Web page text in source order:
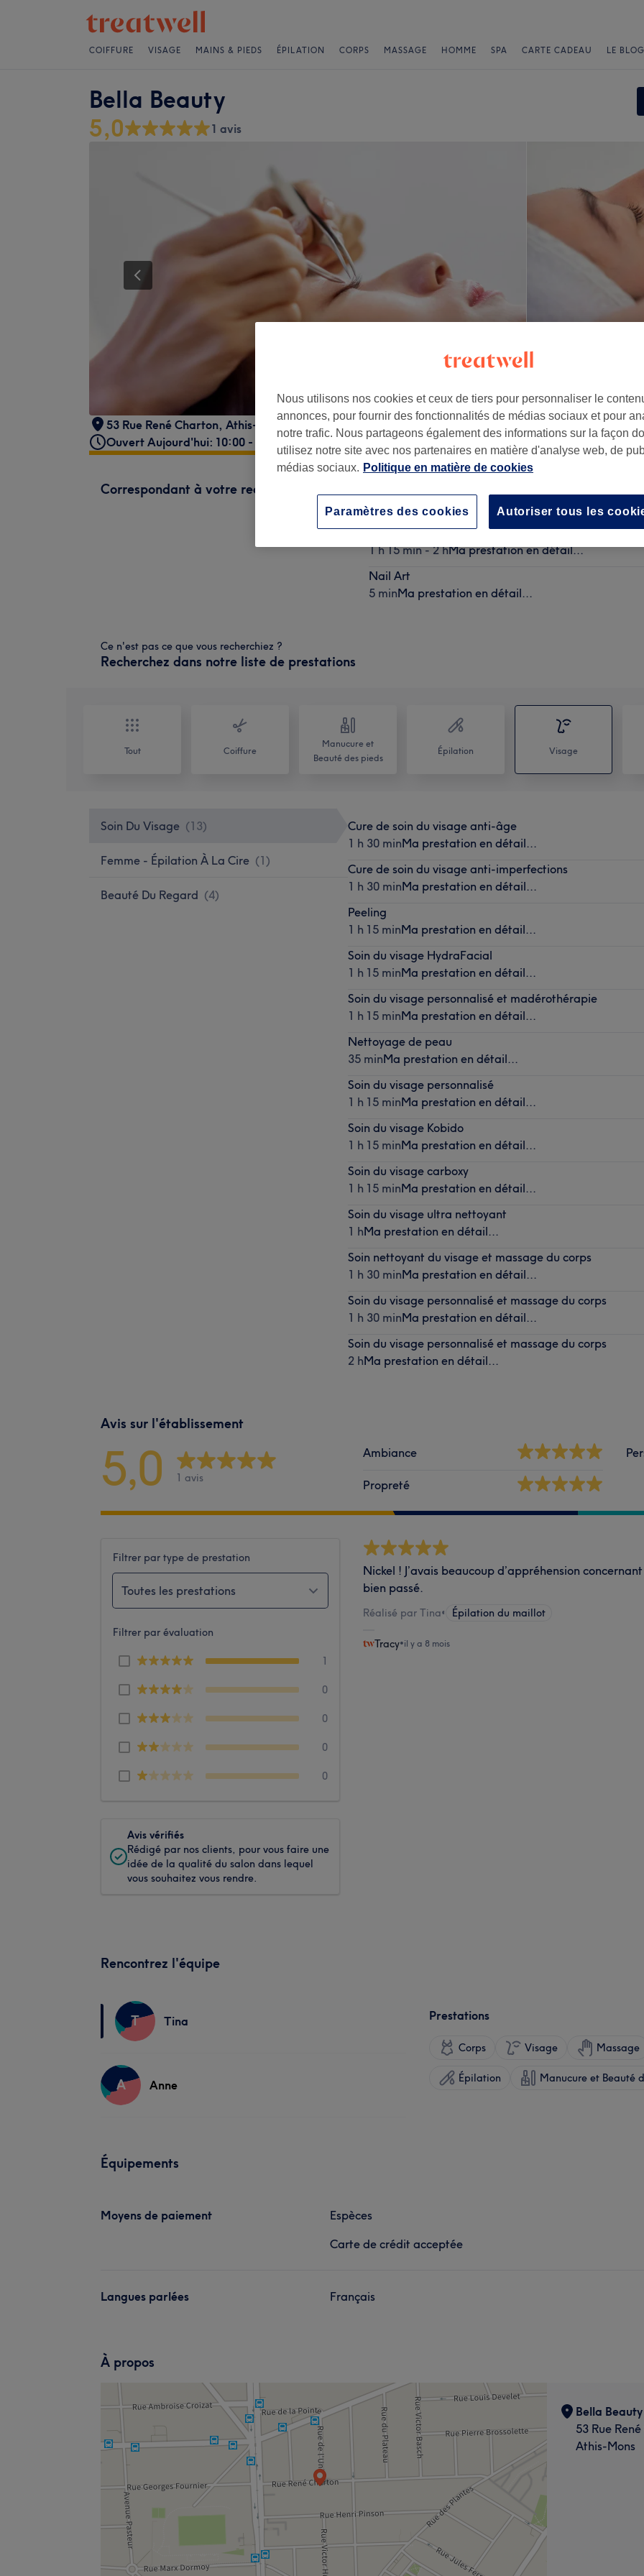
COIFFURE VISAGE MAINS & PIEDS ÉPILATION CORPS MASSAGE HOMME SPA CARTE CADEAU LE
Bella Beauty
5,0 1 avis
53 Rue René Charton, Athis-Mons
Ouvert Aujourd'hui: 10:00 - 20:00
Correspondant à votre recherche
1 h 15 min Ma prestation en détail...
Madérothérapie
1 h 15 min - 2 hMa prestation en détail...
Nail Art
5 minMa prestation en détail...
Ce n'est pas ce que vous recherchiez ?
Recherchez dans notre liste de prestations
Tout Coiffure
Manucure et
Beauté des pieds
Épilation Visage
Soin Du Visage (13)
Femme - Épilation À La Cire (1)
Beauté Du Regard (4)
Cure de soin du visage anti-âge
1 h 30 minMa prestation en détail...
Cure de soin du visage anti-imperfections
1 h 30 minMa prestation en détail...
Peeling
1 h 15 minMa prestation en détail...
Soin du visage HydraFacial
1 h 15 minMa prestation en détail...
Soin du visage personnalisé et madérothérapie
1 h 15 minMa prestation en détail...
Nettoyage de peau
35 minMa prestation en détail...
Soin du visage personnalisé
1 h 15 minMa prestation en détail...
Soin du visage Kobido
1 h 15 minMa prestation en détail...
Soin du visage carboxy
1 h 15 minMa prestation en détail...
Soin du visage ultra nettoyant
1 hMa prestation en détail...
Soin nettoyant du visage et massage du corps
1 h 30 minMa prestation en détail...
Soin du visage personnalisé et massage du corps
1 h 30 minMa prestation en détail...
Soin du visage personnalisé et massage du corps
2 hMa prestation en détail...
Avis sur l'établissement
5,0 1 avis
Ambiance
Propreté
Filtrer par type de prestation
Toutes les prestations
Filtrer par évaluation
1
0
0
0
0
Avis vérifiés
Rédigé par nos clients, pour vous faire une
idée de la qualité du salon dans lequel
vous souhaitez vous rendre.
Nickel ! J’avais beaucoup d’appréhension
bien passé.
Réalisé par Tina• Épilation du maillot
Tracy•il y a 8 mois
Rencontrez l'équipe
T Tina
A Anne
Prestations
Corps Visage Massage
Épilation Manucure et Beauté
Équipements
Moyens de paiement
Espèces
Carte de crédit acceptée
Langues parlées Français
À propos
Bella Beauty
53 Rue
Athis-Mons
Nous utilisons nos cookies et ceux de tiers pour personnaliser le
annonces, pour fournir des fonctionnalités de médias sociaux et pour
notre trafic. Nous partageons également des informations sur la façon
utilisez notre site avec nos partenaires en matière d'analyse web, de
médias sociaux. Politique en matière de cookies
Autoriser tous les
Paramètres des cookies